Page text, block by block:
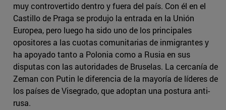
muy controvertido dentro y fuera del país. Con él en el
Castillo de Praga se produjo la entrada en la Unión
Europea, pero luego ha sido uno de los principales
opositores a las cuotas comunitarias de inmigrantes y
ha apoyado tanto a Polonia como a Rusia en sus
disputas con las autoridades de Bruselas. La cercanía de
Zeman con Putin le diferencia de la mayoría de líderes de
los países de Visegrado, que adoptan una postura anti-
rusa.